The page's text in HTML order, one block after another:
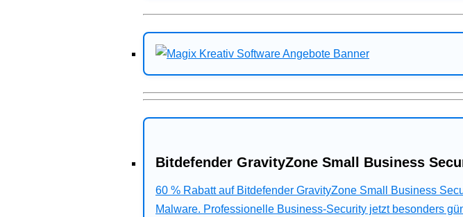
Bitdefender GravityZone Small Business
60 % Rabatt auf Bitdefender GravityZone Small Business
Malware. Professionelle Business-Security jetzt besonders